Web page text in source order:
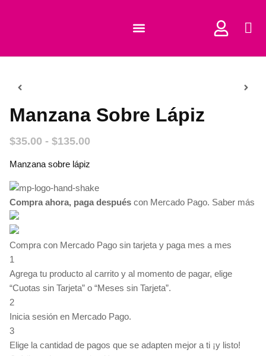
Manzana Sobre Lápiz
$35.00 - $135.00
Manzana sobre lápiz
Compra ahora, paga después con Mercado Pago. Saber más
Compra con Mercado Pago sin tarjeta y paga mes a mes
1
Agrega tu producto al carrito y al momento de pagar, elige
“Cuotas sin Tarjeta” o “Meses sin Tarjeta”.
2
Inicia sesión en Mercado Pago.
3
Elige la cantidad de pagos que se adapten mejor a ti ¡y listo!